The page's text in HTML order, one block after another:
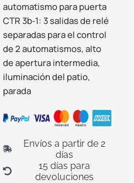
automatismo para puerta
CTR 3b‑1: 3 salidas de relé
separadas para el control
de 2 automatismos, alto
de apertura intermedia,
iluminación del patio,
parada
Envíos a partir de 2
días
15 días para
devoluciones